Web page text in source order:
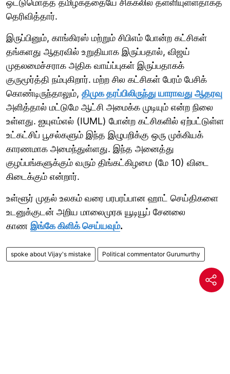
தெரிவித்தார்.
இருப்பினும், காங்கிரஸ் மற்றும் சிபிஎம் போன்ற கட்சிகள்
தங்களது ஆதரவில் உறுதியாக இருப்பதால், விஜய்
முதலமைச்சராக அதிக வாய்ப்புகள் இருப்பதாகக்
குருமூர்த்தி நம்புகிறார். மற்ற சில கட்சிகள் பேரம் பேசிக்
கொண்டிருந்தாலும், திமுக தரப்பிலிருந்து யாராவது ஆதரவு
அளித்தால் மட்டுமே ஆட்சி அமைக்க முடியும் என்ற நிலை
உள்ளது. ஐயுஎம்எல் (IUML) போன்ற கட்சிகளில் ஏற்பட்டுள்ள
உட்கட்சிப் பூசல்களும் இந்த இழுபறிக்கு ஒரு முக்கியக்
காரணமாக அமைந்துள்ளது. இந்த அனைத்து
குழப்பங்களுக்கும் வரும் திங்கட்கிழமை (மே 10) விடை
கிடைக்கும் என்றார்.
உள்ளூர் முதல் உலகம் வரை பரபரப்பான ஹாட் செய்திகளை
உடனுக்குடன் அறிய மாலைமுரசு யூடியூப் சேனலை
காண இங்கே கிளிக் செய்யவும்.
spoke about Vijay's mistake Political commentator Gurumurthy